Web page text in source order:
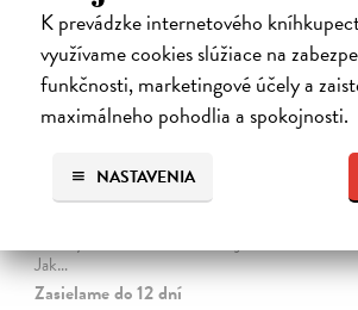
K prevádzke internetového
využívame cookies slúžiace na
funkčnosti, marketingové účely a
maximálneho pohodlia a spokojnosti.
NASTAVENIA
Tramwaj na Sachsenberg
Sagitarius Petr| Kniha
Tramwaj Cafe je kavárna v polském Těšíně a
Jak…
Zasielame do 12 dní